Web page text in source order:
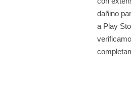
dañino
a Play